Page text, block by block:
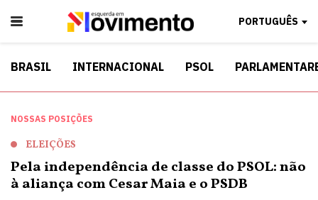
PORTUGUÊS
BRASIL INTERNACIONAL PSOL
NOSSAS POSIÇÕES
ELEIÇÕES
Pela independência de classe do PSOL: não
à aliança com Cesar Maia e o PSDB